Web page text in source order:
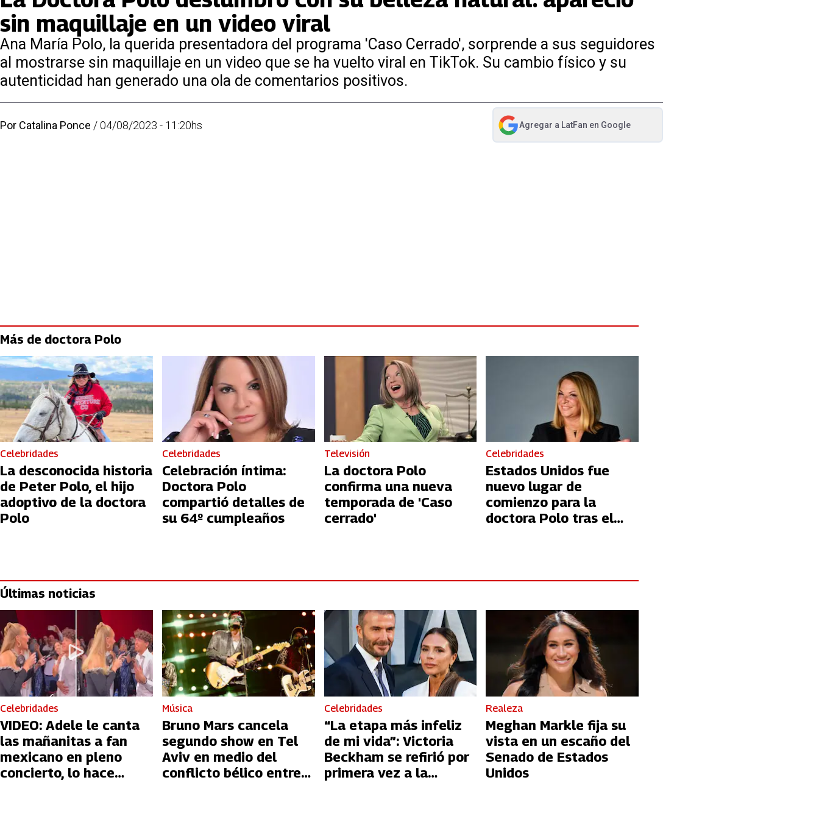
sin maquillaje en un video viral
Ana María Polo, la querida presentadora del programa 'Caso Cerrado', sorprende a sus seguidores
al mostrarse sin maquillaje en un video que se ha vuelto viral en TikTok. Su cambio físico y su
autenticidad han generado una ola de comentarios positivos.
Por Catalina Ponce /04/08/2023 - 11:20hs Agregar a LatFan en Google
abre en nueva pestaña
Más de doctora Polo
Celebridades
La desconocida historia
de Peter Polo, el hijo
adoptivo de la doctora
Polo
Celebridades
Celebración íntima:
Doctora Polo
compartió detalles de
su 64º cumpleaños
Televisión
La doctora Polo
confirma una nueva
temporada de 'Caso
cerrado'
Celebridades
Estados Unidos fue
nuevo lugar de
comienzo para la
doctora Polo tras el
Últimas noticias
Celebridades
VIDEO: Adele le canta
las mañanitas a fan
mexicano en pleno
concierto, lo hace
Música
Bruno Mars cancela
segundo show en Tel
Aviv en medio del
conflicto bélico entre
Celebridades
“La etapa más infeliz
de mi vida”: Victoria
Beckham se refirió por
primera vez a la
Realeza
Meghan Markle fija su
vista en un escaño del
Senado de Estados
Unidos